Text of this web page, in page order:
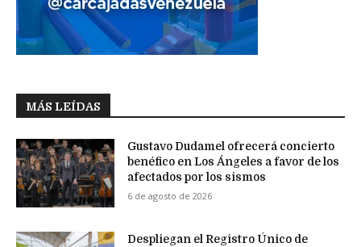
MÁS LEÍDAS
Gustavo Dudamel ofrecerá concierto
benéfico en Los Ángeles a favor de los
afectados por los sismos
6 de agosto de 2026
Despliegan el Registro Único de